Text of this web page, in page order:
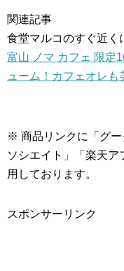
関連記事
食堂マルコのすぐ近く
富山 ノマ カフェ 限定
ューム！カフェオレも
※ 商品リンクに「グ
ソシエイト」「楽天
用しております。
スポンサーリンク